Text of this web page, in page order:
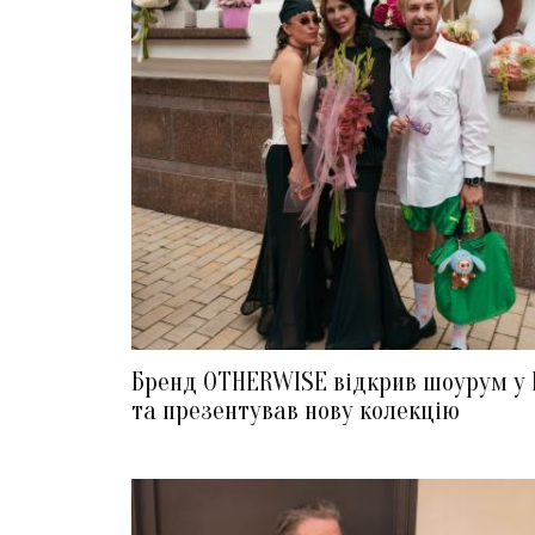
Бренд OTHERWISE відкрив шоурум у
та презентував нову колекцію